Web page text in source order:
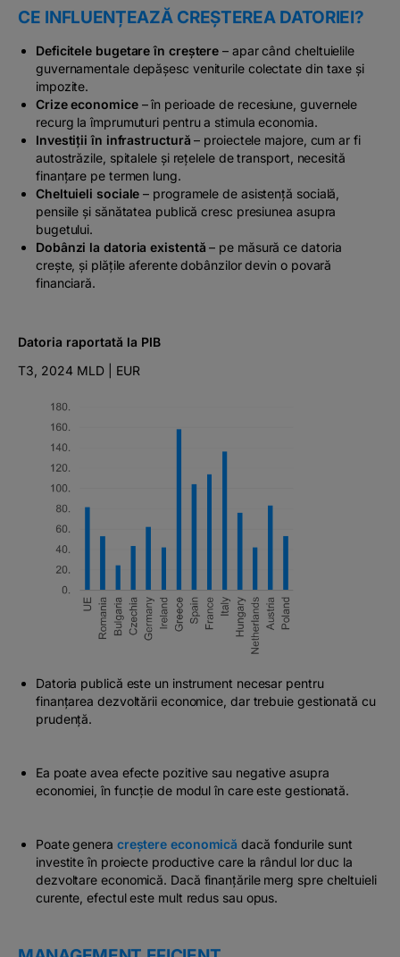
CE INFLUENȚEAZĂ CREȘTEREA DATORIEI?
Deficitele bugetare în creștere– apar când cheltuielile
guvernamentale depășesc veniturile colectate din taxe și
impozite.
Crize economice– în perioade de recesiune, guvernele
recurg la împrumuturi pentru a stimula economia.
Investiții în infrastructură – proiectele majore, cum ar fi
autostrăzile, spitalele și rețelele de transport, necesită
finanțare pe termen lung.
Cheltuieli sociale– programele de asistență socială,
pensiile și sănătatea publică cresc presiunea asupra
bugetului.
Dobânzi la datoria existentă – pe măsură ce datoria
crește, și plățile aferente dobânzilor devin o povară
financiară.
Datoria raportată la PIB
T3, 2024 MLD | EUR
Datoria publică este un instrument necesar pentru
finanțarea dezvoltării economice, dar trebuie gestionată cu
prudență.
Ea poate avea efecte pozitive sau negative asupra
economiei, în funcție de modul în care este gestionată.
Poate genera creștere economicădacă fondurile sunt
investite în proiecte productive care la rândul lor duc la
dezvoltare economică. Dacă finanțările merg spre cheltuieli
curente, efectul este mult redus sau opus.